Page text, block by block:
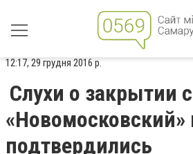
12:17, 29 грудня 2016 р.
Слухи о закрытии
«Новомосковский»
подтвердились